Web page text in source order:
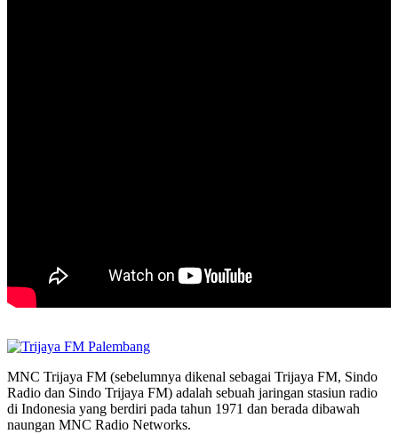
MNC Trijaya FM (sebelumnya dikenal sebagai Trijaya FM, Sindo
Radio dan Sindo Trijaya FM) adalah sebuah jaringan stasiun radio
di Indonesia yang berdiri pada tahun 1971 dan berada dibawah
naungan MNC Radio Networks.